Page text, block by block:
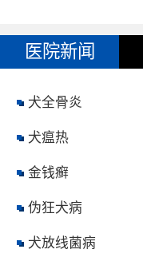
医院新闻
犬全骨炎
犬瘟热
金钱癣
伪狂犬病
犬放线菌病